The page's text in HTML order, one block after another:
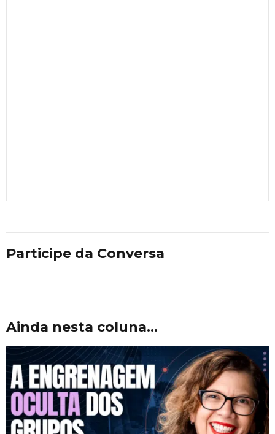
Participe da Conversa
Ainda nesta coluna...